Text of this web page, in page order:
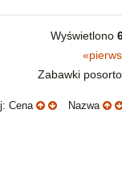
Wyświetlono
«
Zabawki
Cena Nazwa